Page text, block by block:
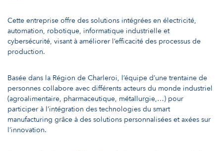
Cette entreprise offre des solutions intégrées en électricité,
automation, robotique, informatique industrielle et
cybersécurité, visant à améliorer l’efficacité des processus de
production.
Basée dans la Région de Charleroi, l’équipe d’une trentaine de
personnes collabore avec différents acteurs du monde industriel
(agroalimentaire, pharmaceutique, métallurgie,…) pour
participer à l’intégration des technologies du smart
manufacturing grâce à des solutions personnalisées et axées sur
l’innovation.